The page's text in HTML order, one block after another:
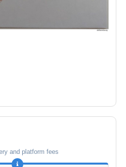
and platform fees